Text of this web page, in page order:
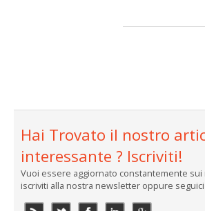
Hai Trovato il nostro
interessante ? Iscriviti!
Vuoi essere aggiornato constantemente sui
iscriviti alla nostra newsletter oppure